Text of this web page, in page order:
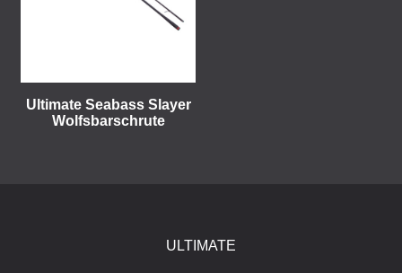
Ultimate Seabass Slayer
Wolfsbarschrute
ULTIMATE